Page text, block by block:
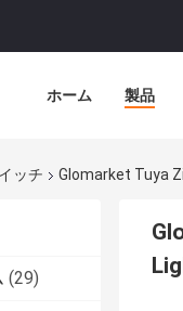
ホーム 製品
ッチ Glomarket Tuya
(29)